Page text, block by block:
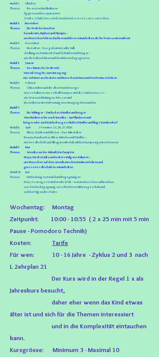
Modul 2 : Oktober
Thema: Die ersten Hochkulturen
Ägypten und Mesopotamien
Städte, Schrift, Herrschaft, Handel und erste Gesetze entstehen
Modul 3: November
Thema: Die Welt der Griechen
Demokratie, Mythen und Olympia –
wie Menschen lebten, dachten und Ideen entwickelten, die bis heute weiterwirkent
Modul 4 : Dezember
Thema: Die Kelten – Das geheimnisvolle Volk
Siedlungen, Handwerk, Handel, Druiden und Krieger –
wie die Kelten lebten und den Römern begegneten
Modul 5: Januar
Thema: Das Römische Weltreich
Vom Aufstieg bis zum Untergang -
wie sich Rom ausbreitete und Menschen in Rom und den Provinzen lebten
Modul 6 : Februar
Thema: China, Indien und die alten Handelswege
Grosse Kulturen ausserhalb Europas und die Seidenstrasse –
wie Waren, Erfindungen, Wissen und
Ideen über weite Entfernungen weitergegeben wurden
Modul 7:
Thema: Die Wikinger – Entdecker, Händler und Krieger
Vom Nordmeer bis nach Amerika – nur Plünderer und
Krieger oder auch Entdecker, geschickte Händler und kluge Handwerker?
Modul 8: April 3Termine: 13., 20., 27. 2026
Thema: Ritter, Städte und Klöster – Das Mittelalter
Bauern, Handwerker, Ritter, Mönche und Händler –
wie Gesellschaft und Alltag im mittelalterlichen Europa organisiert waren
Modul 9: Mai
Thema: Amerika vor der Ankunft der Europäer
Maya, Azteken, Inka und weitere indigene Kulturen –
wie Menschen auf dem amerikanischen Kontinent lebten und
grosse Gesellschaften entwickelten
Modul 10: Juni
Thema: Entdeckungen, Handel und Begegnungen
Neue Seewege verändern die Welt – warum Menschen aufbrachen,
was bei der Begegnung verschiedener Kulturen geschah und
welche Folgen dies hatte
Wochentag: Montag
Zeitpunkt: 10:00 - 10:55 ( 2 x 25 min mit 5 min
Pause - Pomodoro Technik)
Kosten: Tarife
Für wen: 10 - 16 Jahre - Zyklus 2 und 3 nach
L 2ehrplan 21
Der Kurs wird in der Regel 1 x als
Jahreskurs besucht,
daher eher wenn das Kind etwas
älter ist und sich für die Themen interessiert
und in die Komplexität eintauchen
kann.
Kursgrösse: Minimum 3 - Maximal 10